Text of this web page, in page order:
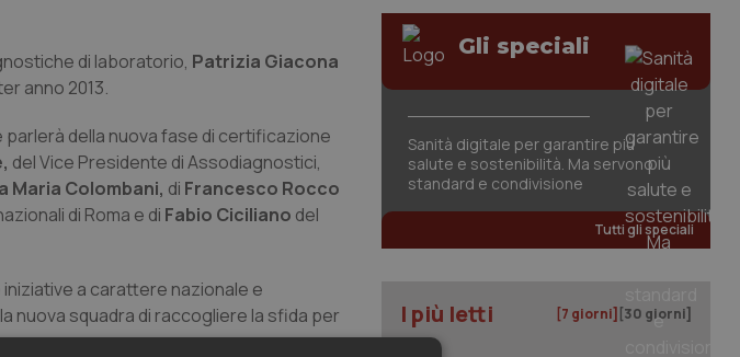
di laboratorio, Patrizia Giacona
anno 2013.
parlerà della nuova fase di certificazione
del Vice Presidente di Assodiagnostici,
Maria Colombani, di Francesco Rocco
di Roma e di Fabio Ciciliano del
a carattere nazionale e
nuova squadra di raccogliere la sfida per
Gli speciali
Sanità digitale per garantire più
salute e sostenibilità. Ma servono
standard e condivisione
Tutti gli speciali
I più letti [7 giorni] [30 giorni]